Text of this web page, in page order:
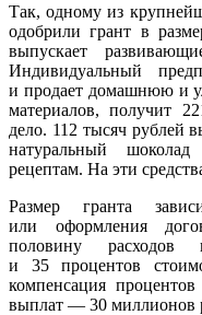
Так, одному из
одобрили грант в
выпускает
Индивидуальный
и продает домашнюю и
материалов, получит
дело. 112 тысяч рублей
натуральный
рецептам. На эти
Размер гранта
или оформления
половину расходов
и 35 процентов
компенсация
выплат — 30 миллионов